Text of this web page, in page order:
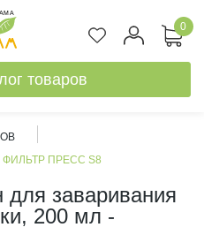
0
товаров
ФИЛЬТР ПРЕСС S8
для заваривания
200 мл -